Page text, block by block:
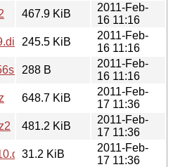
467.9 KiB
2011-Feb-
16 11:16
245.5 KiB
2011-Feb-
16 11:16
288 B
2011-Feb-
16 11:16
648.7 KiB
2011-Feb-
17 11:36
481.2 KiB
2011-Feb-
17 11:36
31.2 KiB
2011-Feb-
17 11:36